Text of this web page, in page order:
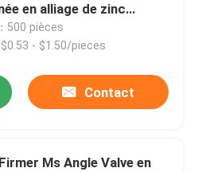
en alliage de zinc
12
500 pièces
$0.53 - $1.50/pieces
Contact
Ms Angle Valve en